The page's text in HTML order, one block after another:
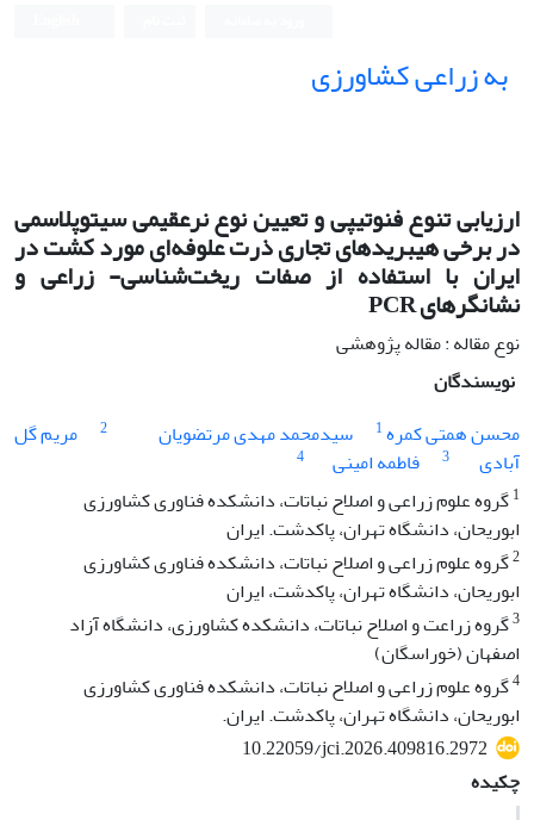
به زراعی کشاورزی
ارزیابی تنوع فنوتیپی و تعیین نوع نرعقیمی سیتوپلاسمی
در برخی هیبریدهای تجاری ذرت علوفه‌ای مورد کشت در
ایران با استفاده از صفات ریخت‌شناسی- زراعی و
نشانگرهای PCR
نوع مقاله : مقاله پژوهشی
نویسندگان
محسن همتی کمره1 سیدمحمد مهدی مرتضویان 2
مریم گل
آبادی
3 فاطمه امینی
4
1گروه علوم زراعی و اصلاح نباتات، دانشکده فناوری کشاورزی
ابوریحان، دانشگاه تهران، پاکدشت. ایران
2گروه علوم زراعی و اصلاح نباتات، دانشکده فناوری کشاورزی
ابوریحان، دانشگاه تهران، پاکدشت، ایران
3گروه زراعت و اصلاح نباتات، دانشکده کشاورزی، دانشگاه آزاد
اصفهان (خوراسگان)
4گروه علوم زراعی و اصلاح نباتات، دانشکده فناوری کشاورزی
ابوریحان، دانشگاه تهران، پاکدشت. ایران.
10.22059/jci.2026.409816.2972
چکیده